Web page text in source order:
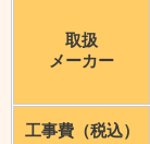
取扱
メーカー
工事費（税込）